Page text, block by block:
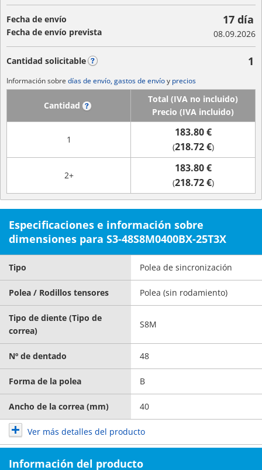
Fecha de envío
Fecha de envío prevista
17 día
08.09.2026
Cantidad solicitable 1
Información sobre días de envío, gastos de envíoy precios
Cantidad
Total (IVA no incluido)
Precio (IVA incluido)
1
183.80 €
(218.72 €)
2+
183.80 €
(218.72 €)
Especificaciones e información sobre
dimensiones para S3-48S8M0400BX-25T3X
Tipo Polea de sincronización
Polea / Rodillos tensores Polea (sin rodamiento)
Tipo de diente (Tipo de
correa)
S8M
Nº de dentado 48
Forma de la polea B
Ancho de la correa (mm) 40
Ver más detalles del producto
Información del producto